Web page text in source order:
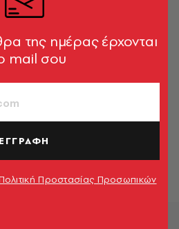
στα Τίρανα - Πώς
η οργάνωση
fur που ξεχωρίσαμε στην
να έχεις
της ημέρας έρχονται
mail σου
ΕΓΓΡΑΦΗ
Προστασίας Προσωπικών